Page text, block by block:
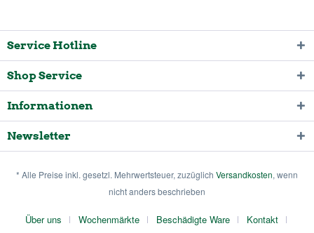
Service Hotline
Shop Service
Informationen
Newsletter
* Alle Preise inkl. gesetzl. Mehrwertsteuer, zuzüglich Versandkosten, wenn
nicht anders beschrieben
Über uns Wochenmärkte Beschädigte Ware
Kontakt